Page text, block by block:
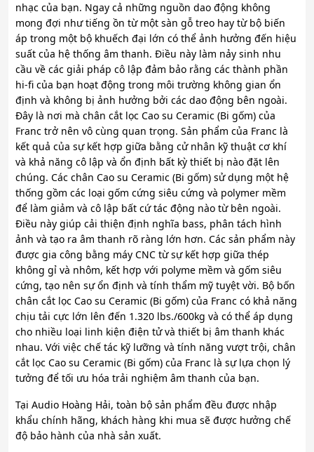
nhạc của bạn. Ngay cả những nguồn dao động không
mong đợi như tiếng ồn từ một sàn gỗ treo hay từ bộ biến
áp trong một bộ khuếch đại lớn có thể ảnh hưởng đến hiệu
suất của hệ thống âm thanh. Điều này làm nảy sinh nhu
cầu về các giải pháp cô lập đảm bảo rằng các thành phần
hi-fi của bạn hoạt động trong môi trường không gian ổn
định và không bị ảnh hưởng bởi các dao động bên ngoài.
Đây là nơi mà chân cắt lọc Cao su Ceramic (Bi gốm) của
Franc trở nên vô cùng quan trọng. Sản phẩm của Franc là
kết quả của sự kết hợp giữa bằng cử nhân kỹ thuật cơ khí
và khả năng cô lập và ổn định bất kỳ thiết bị nào đặt lên
chúng. Các chân Cao su Ceramic (Bi gốm) sử dụng một hệ
thống gồm các loại gốm cứng siêu cứng và polymer mềm
để làm giảm và cô lập bất cứ tác động nào từ bên ngoài.
Điều này giúp cải thiện định nghĩa bass, phân tách hình
ảnh và tạo ra âm thanh rõ ràng lớn hơn. Các sản phẩm này
được gia công bằng máy CNC từ sự kết hợp giữa thép
không gỉ và nhôm, kết hợp với polyme mềm và gốm siêu
cứng, tạo nên sự ổn định và tính thẩm mỹ tuyệt vời. Bộ bốn
chân cắt lọc Cao su Ceramic (Bi gốm) của Franc có khả năng
chịu tải cực lớn lên đến 1.320 lbs./600kg và có thể áp dụng
cho nhiều loại linh kiện điện tử và thiết bị âm thanh khác
nhau. Với việc chế tác kỹ lưỡng và tính năng vượt trội, chân
cắt lọc Cao su Ceramic (Bi gốm) của Franc là sự lựa chọn lý
tưởng để tối ưu hóa trải nghiệm âm thanh của bạn.
Tại Audio Hoàng Hải, toàn bộ sản phẩm đều được nhập
khẩu chính hãng, khách hàng khi mua sẽ được hưởng chế
độ bảo hành của nhà sản xuất.